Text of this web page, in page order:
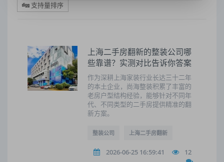
支持量排序
上海二手房翻新的整装公司哪
些靠谱？实测对比告诉你答案
作为深耕上海家装行业长达三十二年
的本土企业，尚海整装积累了丰富的
老房户型结构经验，能够针对不同年
代、不同类型的二手房提供精准的翻
新方案。
整装公司 上海二手房翻新
2026-06-25 16:59:41 12